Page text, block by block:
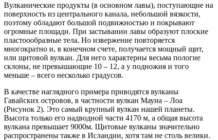
Вулканические продукты (в основном лавы), поступающие на
поверхность из центрального канала, небольшой вязкости,
поэтому обладают большой подвижностью и покрывают
огромные площади. При застывании лавы образуют плоские
пластоообразные тела. Но извержение повторяется
многократно и, в конечном счете, получается мощный щит,
или щитовой вулкан. Для него характерны весьма пологие
склоны, не превышающие 10 – 12, а у подножия и того
меньше – всего несколько градусов.
В качестве наглядного примера приводятся вулканы
Гавайских островов, в частности вулкан Мауна – Лоа
(Рисунок 2). Это самый крупный вулкан нашей планеты.
Высота только его надводной части 4170 м, а общая высота
вулкана превышает 9000м. Щитовые вулканы значительно
распространены также в Исландии, хотя там не столь велики.